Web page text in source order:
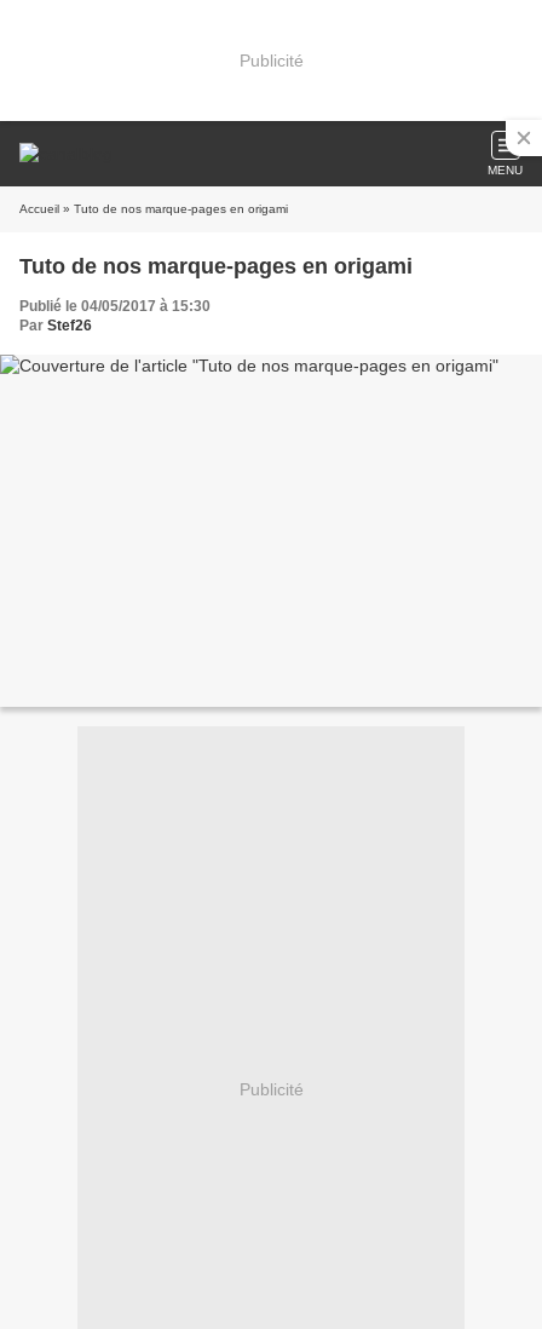
Publicité
MENU
Accueil » Tuto de nos marque-pages en origami
Tuto de nos marque-pages en origami
Publié le 04/05/2017 à 15:30
Par Stef26
Publicité